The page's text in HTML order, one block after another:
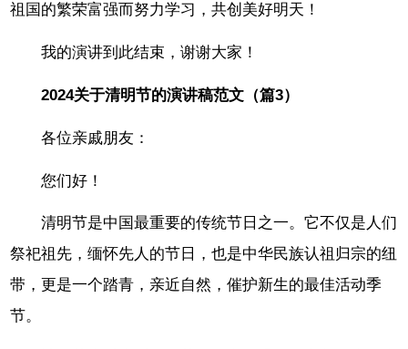
祖国的繁荣富强而努力学习，共创美好明天！
我的演讲到此结束，谢谢大家！
2024关于清明节的演讲稿范文（篇3）
各位亲戚朋友：
您们好！
清明节是中国最重要的传统节日之一。它不仅是人们
祭祀祖先，缅怀先人的节日，也是中华民族认祖归宗的纽
带，更是一个踏青，亲近自然，催护新生的最佳活动季
节。